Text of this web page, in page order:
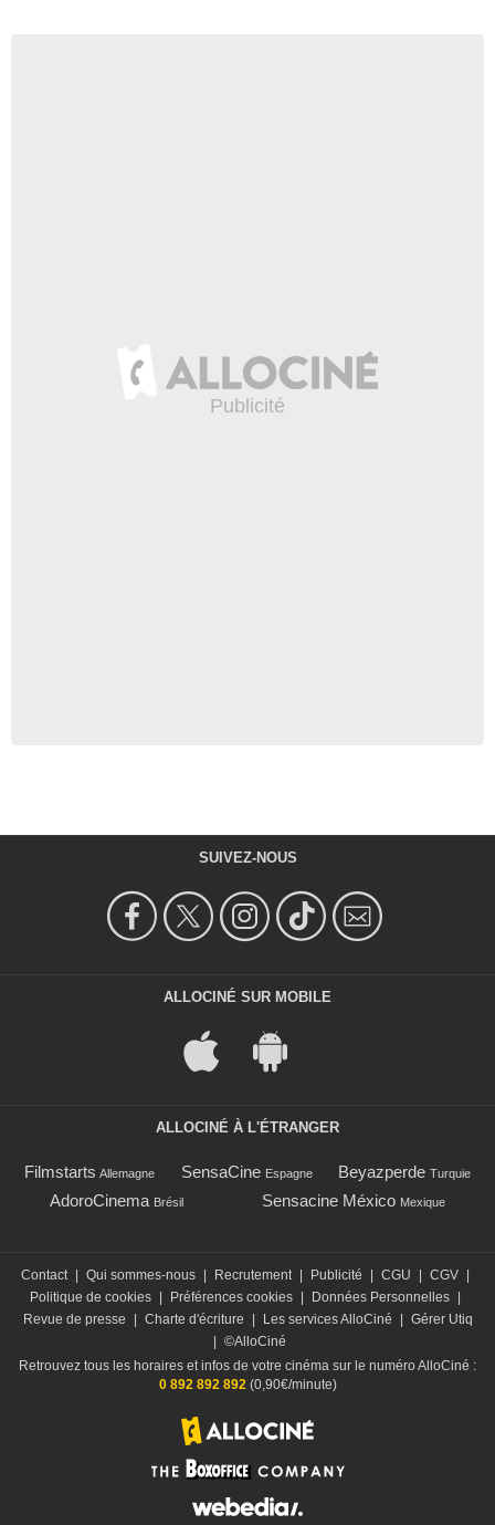
SUIVEZ-NOUS
ALLOCINÉ SUR MOBILE
ALLOCINÉ À L'ÉTRANGER
Filmstarts Allemagne SensaCine Espagne Beyazperde Turquie
AdoroCinema Brésil Sensacine México Mexique
Contact Qui sommes-nous Recrutement Publicité CGU CGV
Politique de cookies
Préférences cookies Données Personnelles
Revue de presse
Charte d'écriture Les services AlloCiné
Gérer Utiq
©AlloCiné
Retrouvez tous les horaires et infos de votre cinéma sur le numéro AlloCiné :
0 892 892 892(0,90€/minute)